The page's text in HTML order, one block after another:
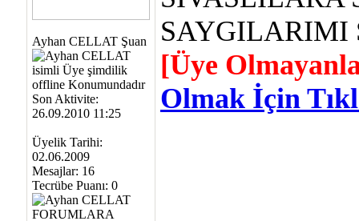
Ayhan CELLAT Şuan
Son Aktivite:
26.09.2010 11:25
Üyelik Tarihi:
02.06.2009
Mesajlar: 16
Tecrübe Puanı: 0
SAYGILARIMI
[Üye
Olmak İçin